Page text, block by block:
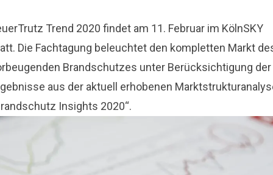
Trend 2020 findet am 11. Februar im KölnSKY
Die Fachtagung beleuchtet den kompletten Markt
Brandschutzes unter Berücksichtigung der
aus der aktuell erhobenen
Insights 2020“.